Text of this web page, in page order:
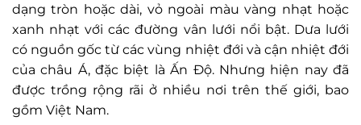
dạng tròn hoặc dài, vỏ ngoài màu vàng nhạt hoặc
xanh nhạt với các đường vân lưới nổi bật. Dưa lưới
có nguồn gốc từ các vùng nhiệt đới và cận nhiệt đới
của châu Á, đặc biệt là Ấn Độ. Nhưng hiện nay đã
được trồng rộng rãi ở nhiều nơi trên thế giới, bao
gồm Việt Nam.